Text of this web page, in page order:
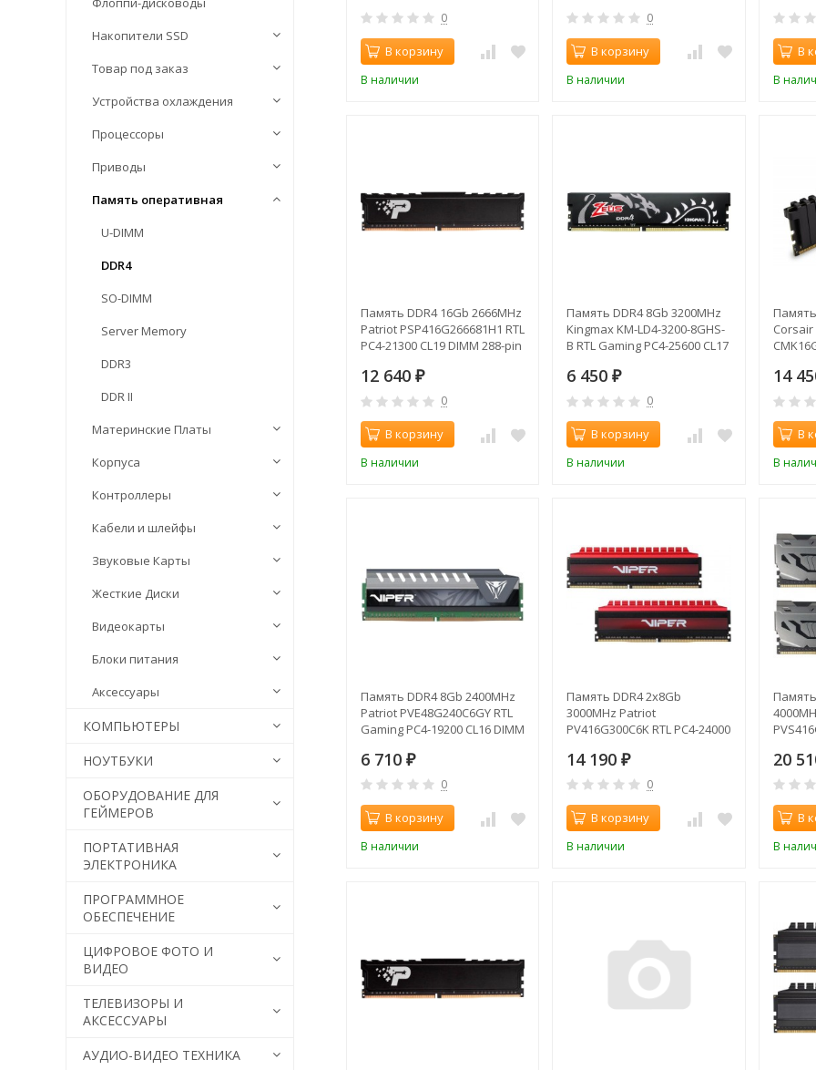
0
В корзину
В наличии
0
В корзину
В наличии
В
В
Память DDR4 16Gb 2666MHz
Patriot PSP416G266681H1 RTL
PC4-21300 CL19 DIMM 288-pin
12 640 ₽
0
В корзину
В наличии
Память DDR4 8Gb 3200MHz
Kingmax KM-LD4-3200-8GHS-
B RTL Gaming PC4-25600 CL17
6 450₽
0
В корзину
В наличии
Corsair
1.2В
14
В
В
Память DDR4 8Gb 2400MHz
Patriot PVE48G240C6GY RTL
Gaming PC4-19200 CL16 DIMM
6 710 ₽
0
В корзину
В наличии
Память DDR4 2x8Gb
3000MHz Patriot
PV416G300C6K RTL PC4-24000
14 190₽
0
В корзину
В наличии
1.35В
20
В
В
Накопители SSD
Товар под заказ
Устройства охлаждения
Процессоры
Приводы
Память оперативная
U-DIMM
DDR4
SO-DIMM
Server Memory
DDR3
DDR II
Материнские Платы
Корпуса
Контроллеры
Кабели и шлейфы
Звуковые Карты
Жесткие Диски
Видеокарты
Блоки питания
Аксессуары
КОМПЬЮТЕРЫ
НОУТБУКИ
ОБОРУДОВАНИЕ ДЛЯ
ГЕЙМЕРОВ
ПОРТАТИВНАЯ
ЭЛЕКТРОНИКА
ПРОГРАММНОЕ
ОБЕСПЕЧЕНИЕ
ЦИФРОВОЕ ФОТО И
ВИДЕО
ТЕЛЕВИЗОРЫ И
АКСЕССУАРЫ
АУДИО-ВИДЕО ТЕХНИКА